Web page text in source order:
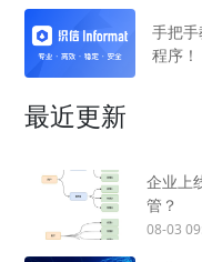
手把
程序！
最近更新
企业上
管？
08-03